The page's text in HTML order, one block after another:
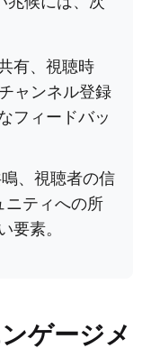
有、視聴時
ャンネル登録
フィードバッ
鳴、視聴者の信
ティへの所
要素。
ゲージメ